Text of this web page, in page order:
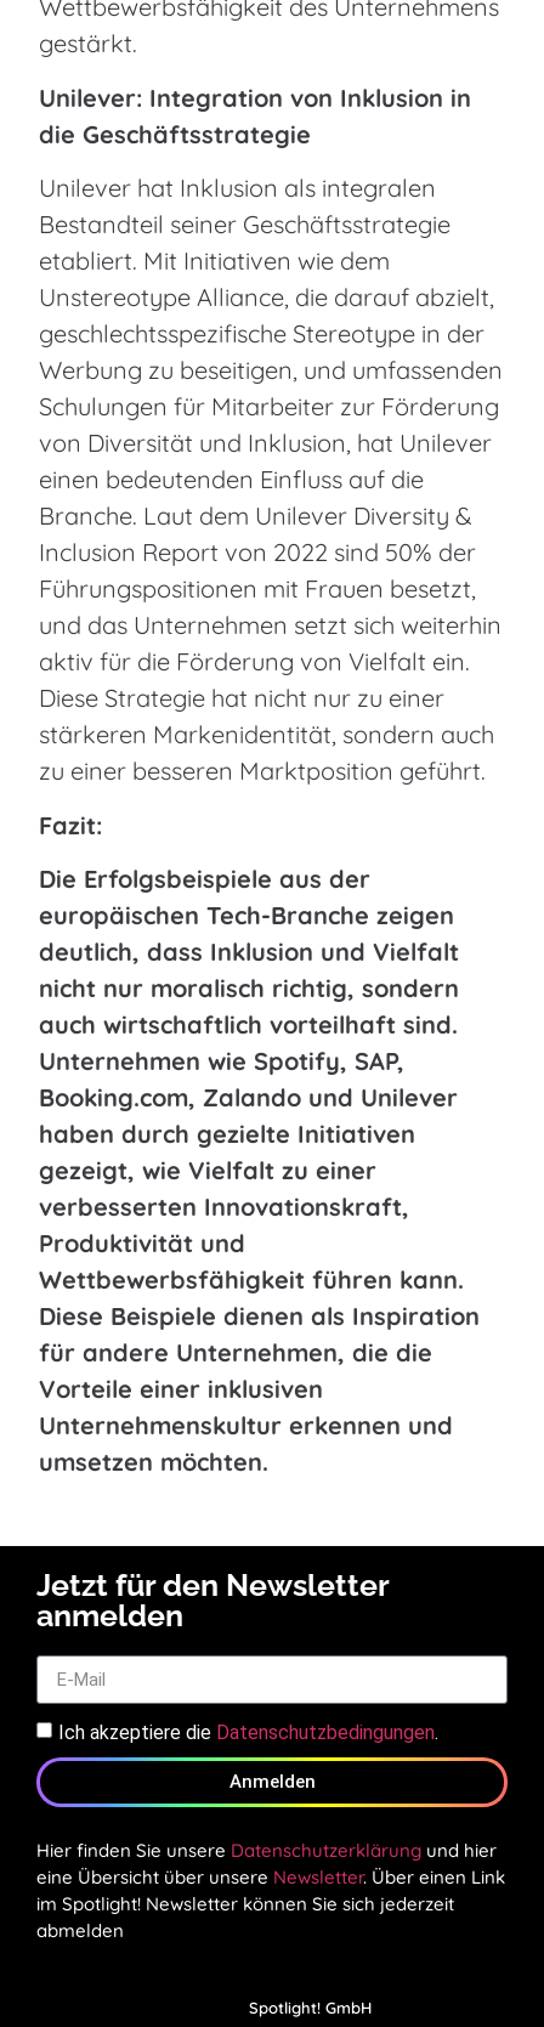
Wettbewerbsfähigkeit des Unternehmens
gestärkt.
Unilever: Integration von Inklusion in
die Geschäftsstrategie
Unilever hat Inklusion als integralen
Bestandteil seiner Geschäftsstrategie
etabliert. Mit Initiativen wie dem
Unstereotype Alliance, die darauf abzielt,
geschlechtsspezifische Stereotype in der
Werbung zu beseitigen, und umfassenden
Schulungen für Mitarbeiter zur Förderung
von Diversität und Inklusion, hat Unilever
einen bedeutenden Einfluss auf die
Branche. Laut dem Unilever Diversity &
Inclusion Report von 2022 sind 50% der
Führungspositionen mit Frauen besetzt,
und das Unternehmen setzt sich weiterhin
aktiv für die Förderung von Vielfalt ein.
Diese Strategie hat nicht nur zu einer
stärkeren Markenidentität, sondern auch
zu einer besseren Marktposition geführt.
Fazit:
Die Erfolgsbeispiele aus der
europäischen Tech-Branche zeigen
deutlich, dass Inklusion und Vielfalt
nicht nur moralisch richtig, sondern
auch wirtschaftlich vorteilhaft sind.
Unternehmen wie Spotify, SAP,
Booking.com, Zalando und Unilever
haben durch gezielte Initiativen
gezeigt, wie Vielfalt zu einer
verbesserten Innovationskraft,
Produktivität und
Wettbewerbsfähigkeit führen kann.
Diese Beispiele dienen als Inspiration
für andere Unternehmen, die die
Vorteile einer inklusiven
Unternehmenskultur erkennen und
umsetzen möchten.
Jetzt für den Newsletter
anmelden
Ich akzeptiere die Datenschutzbedingungen.
Anmelden
Hier finden Sie unsere Datenschutzerklärung und hier
eine Übersicht über unsere Newsletter. Über einen Link
im Spotlight! Newsletter können Sie sich jederzeit
abmelden
Spotlight! GmbH